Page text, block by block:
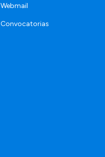
Webmail
Convocatorias